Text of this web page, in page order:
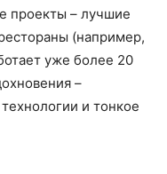
проекты – лучшие
(например,
уже более 20
–
и тонкое